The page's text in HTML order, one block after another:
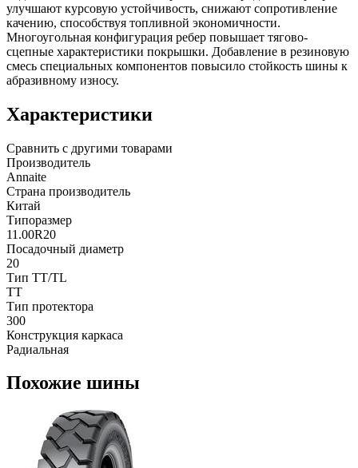
улучшают курсовую устойчивость, снижают сопротивление
качению, способствуя топливной экономичности.
Многоугольная конфигурация ребер повышает тягово-
сцепные характеристики покрышки. Добавление в резиновую
смесь специальных компонентов повысило стойкость шины к
абразивному износу.
Характеристики
Сравнить с другими товарами
Производитель
Annaite
Страна производитель
Китай
Типоразмер
11.00R20
Посадочный диаметр
20
Тип TT/TL
TT
Тип протектора
300
Конструкция каркаса
Радиальная
Похожие шины